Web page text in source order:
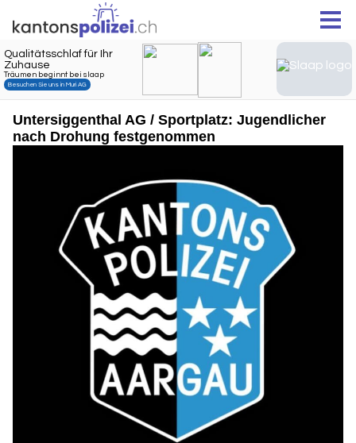
Untersiggenthal AG / Sportplatz: Jugendlicher
nach Drohung festgenommen